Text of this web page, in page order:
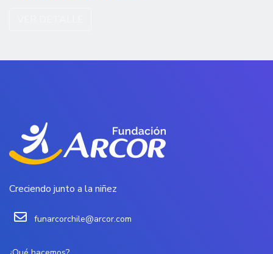
Creciendo junto a la niñez
funarcorchile@arcor.com